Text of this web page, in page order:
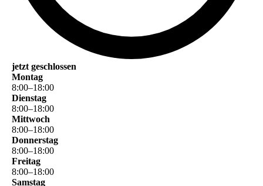
jetzt geschlossen
Montag
8:00–18:00
Dienstag
8:00–18:00
Mittwoch
8:00–18:00
Donnerstag
8:00–18:00
Freitag
8:00–18:00
Samstag